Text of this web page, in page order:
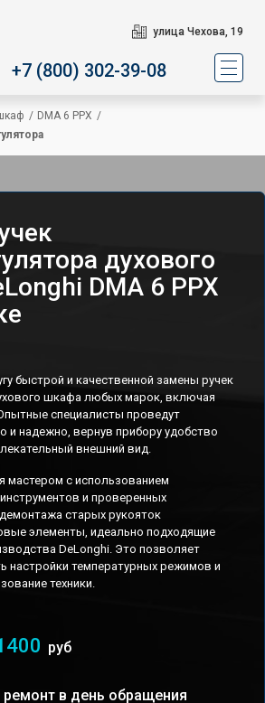
улица Чехова, 19
+7 (800) 302-39-08
/ DMA 6 PPX /
духового
DMA 6 PPX
быстрой и качественной замены ручек
шкафа любых марок, включая
специалисты проведут
и надежно, вернув прибору удобство
внешний вид.
мастером с использованием
и проверенных
старых рукояток
элементы, идеально подходящие
DeLonghi. Это позволяет
настройки температурных режимов и
техники.
руб
ремонт в день обращения